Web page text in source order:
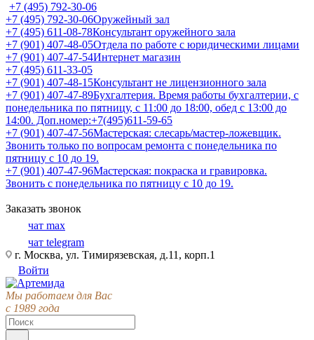
+7 (495) 792-30-06
+7 (495) 792-30-06Оружейный зал
+7 (495) 611-08-78Консультант оружейного зала
+7 (901) 407-48-05Отдела по работе с юридическими лицами
+7 (901) 407-47-54Интернет магазин
+7 (495) 611-33-05
+7 (901) 407-48-15Консультант не лицензионного зала
+7 (901) 407-47-89Бухгалтерия. Время работы бухгалтерии, с
понедельника по пятницу, с 11:00 до 18:00, обед с 13:00 до
14:00. Доп.номер:+7(495)611-59-65
+7 (901) 407-47-56Мастерская: слесарь/мастер-ложевщик.
Звонить только по вопросам ремонта с понедельника по
пятницу с 10 до 19.
+7 (901) 407-47-96Мастерская: покраска и гравировка.
Звонить с понедельника по пятницу с 10 до 19.
Заказать звонок
чат max
чат telegram
г. Москва, ул. Тимирязевская, д.11, корп.1
Войти
Мы работаем для Вас
с 1989 года